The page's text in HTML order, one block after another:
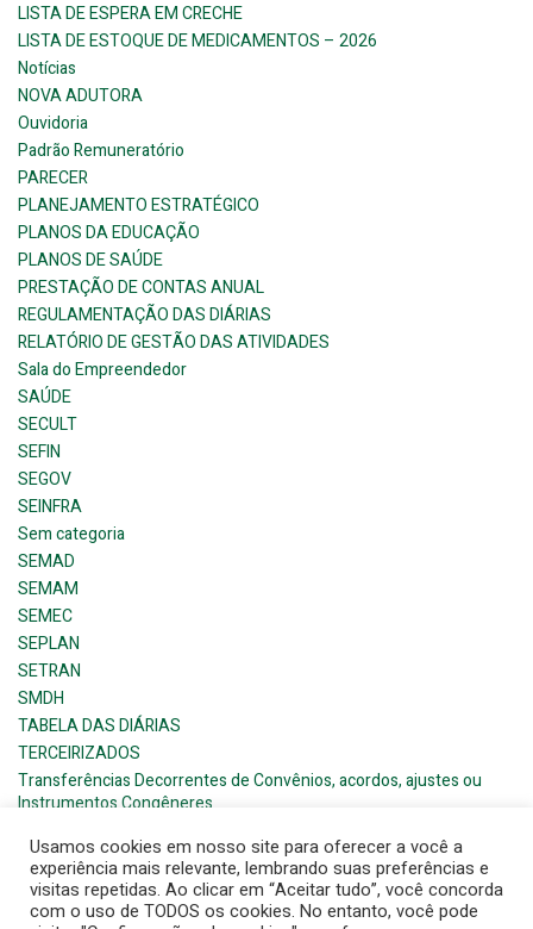
LISTA DE ESPERA EM CRECHE
LISTA DE ESTOQUE DE MEDICAMENTOS – 2026
Notícias
NOVA ADUTORA
Ouvidoria
Padrão Remuneratório
PARECER
PLANEJAMENTO ESTRATÉGICO
PLANOS DA EDUCAÇÃO
PLANOS DE SAÚDE
PRESTAÇÃO DE CONTAS ANUAL
REGULAMENTAÇÃO DAS DIÁRIAS
RELATÓRIO DE GESTÃO DAS ATIVIDADES
Sala do Empreendedor
SAÚDE
SECULT
SEFIN
SEGOV
SEINFRA
Sem categoria
SEMAD
SEMAM
SEMEC
SEPLAN
SETRAN
SMDH
TABELA DAS DIÁRIAS
TERCEIRIZADOS
Transferências Decorrentes de Convênios, acordos, ajustes ou
Instrumentos Congêneres
Usamos cookies em nosso site para oferecer a você a
experiência mais relevante, lembrando suas preferências e
visitas repetidas. Ao clicar em “Aceitar tudo”, você concorda
com o uso de TODOS os cookies. No entanto, você pode